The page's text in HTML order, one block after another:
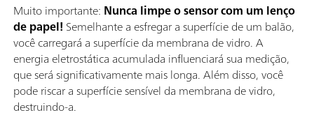
Muito importante: Nunca limpe o sensor com um lenço
de papel! Semelhante a esfregar a superfície de um balão,
você carregará a superfície da membrana de vidro. A
energia eletrostática acumulada influenciará sua medição,
que será significativamente mais longa. Além disso, você
pode riscar a superfície sensível da membrana de vidro,
destruindo-a.